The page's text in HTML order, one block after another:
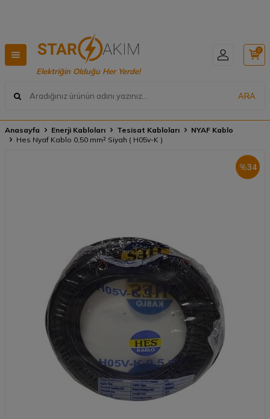
Elektriğin Olduğu Her Yerde!
ARA
0
Anasayfa Enerji Kabloları Tesisat Kabloları
NYAF Kablo
Hes Nyaf Kablo 0,50 mm² Siyah ( H05v-K )
%34